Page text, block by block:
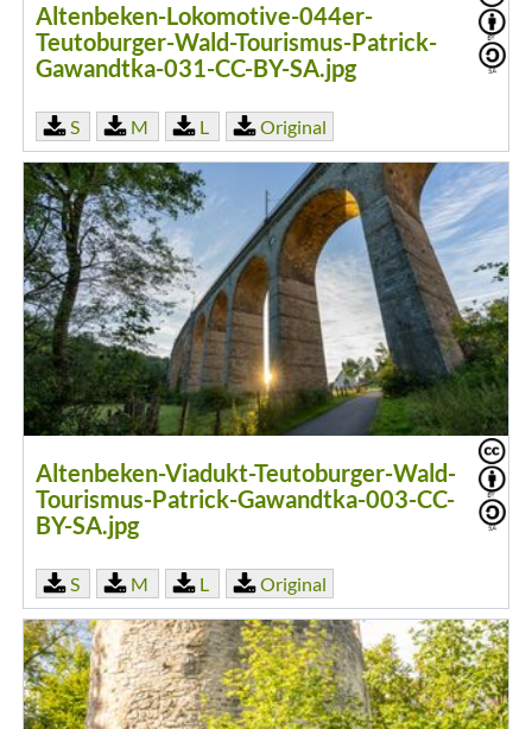
Altenbeken-Lokomotive-044er-
Teutoburger-Wald-Tourismus-Patrick-
Gawandtka-031-CC-BY-SA.jpg
S M L Original
Altenbeken-Viadukt-Teutoburger-Wald-
Tourismus-Patrick-Gawandtka-003-CC-
BY-SA.jpg
S M L Original